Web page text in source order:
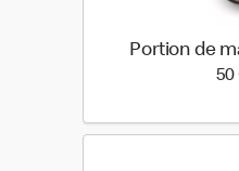
Portion de
50